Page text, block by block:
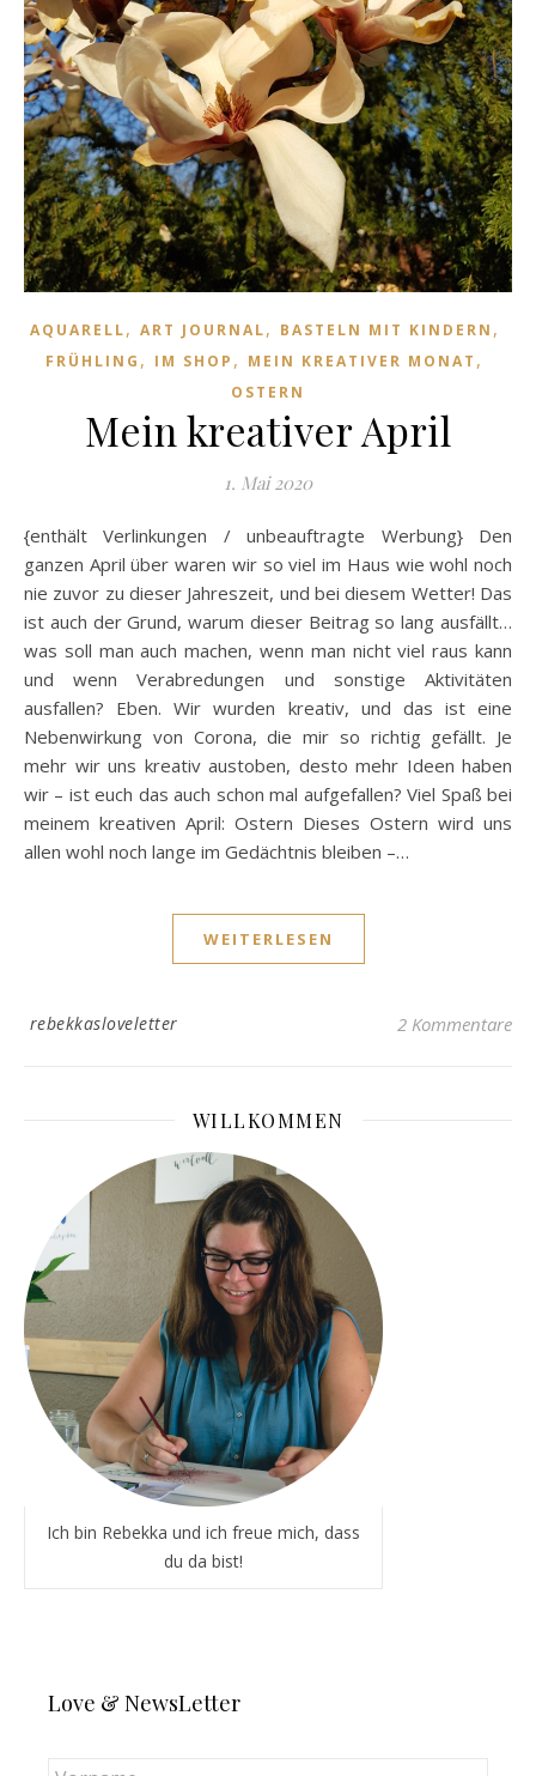
AQUARELL, ART JOURNAL, BASTELN MIT KINDERN ,
FRÜHLING , IM SHOP , MEIN KREATIVER MONAT ,
OSTERN
Mein kreativer April
1. Mai 2020
{enthält Verlinkungen / unbeauftragte Werbung} Den
ganzen April über waren wir so viel im Haus wie wohl noch
nie zuvor zu dieser Jahreszeit, und bei diesem Wetter! Das
ist auch der Grund, warum dieser Beitrag so lang ausfällt…
was soll man auch machen, wenn man nicht viel raus kann
und wenn Verabredungen und sonstige Aktivitäten
ausfallen? Eben. Wir wurden kreativ, und das ist eine
Nebenwirkung von Corona, die mir so richtig gefällt. Je
mehr wir uns kreativ austoben, desto mehr Ideen haben
wir – ist euch das auch schon mal aufgefallen? Viel Spaß bei
meinem kreativen April: Ostern Dieses Ostern wird uns
allen wohl noch lange im Gedächtnis bleiben –…
WEITERLESEN
rebekkasloveletter 2 Kommentare
WILLKOMMEN
Ich bin Rebekka und ich freue mich, dass
du da bist!
Love & NewsLetter